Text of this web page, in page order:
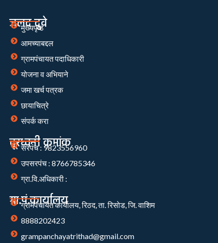
जलद दुवे
मुख्यपृष्ठ
आमच्याबद्दल
ग्रामपंचायत पदाधिकारी
योजना व अभियाने
जमा खर्च पत्रक
छायाचित्रे
संपर्क करा
दूरध्वनी क्रमांक
सरपंच : 9823556960
उपसरपंच : 8766785346
ग्रा.वि.अधिकारी :
ग्रा.पं.कार्यालय
ग्रामपंचायत कार्यालय, रिठद, ता. रिसोड, जि. वाशिम
8888202423
grampanchayatrithad@gmail.com